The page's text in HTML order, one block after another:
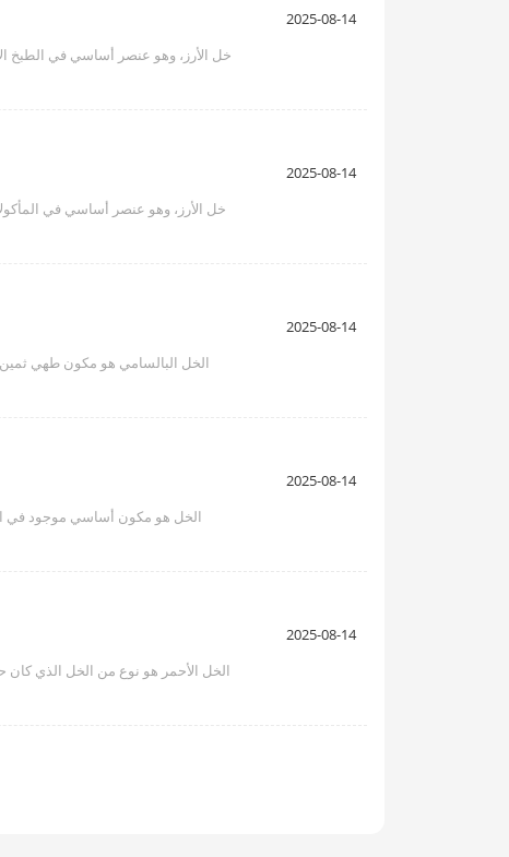
2025-08-14
خل الأرز، وهو عنصر أساسي في الطبخ
2025-08-14
خل الأرز، وهو عنصر أساسي في
2025-08-14
الخل البالسامي هو مكون طهي ثمين
2025-08-14
الخل هو مكون أساسي موجود في
2025-08-14
الخل الأحمر هو نوع من الخل الذي كان